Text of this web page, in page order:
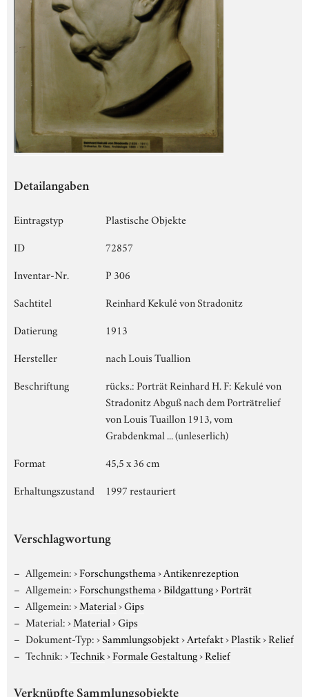
Detailangaben
Eintragstyp
Plastische Objekte
ID
72857
Inventar-Nr.
P 306
Sachtitel
Reinhard Kekulé von Stradonitz
Datierung
1913
Hersteller
nach Louis Tuallion
Beschriftung
rücks.: Porträt Reinhard H. F: Kekulé von
Stradonitz Abguß nach dem Porträtrelief
von Louis Tuaillon 1913, vom
Grabdenkmal ... (unleserlich)
Format
45,5 x 36 cm
Erhaltungszustand
1997 restauriert
Verschlagwortung
Allgemein:›Forschungsthema›Antikenrezeption
Allgemein:›Forschungsthema›Bildgattung›Porträt
Allgemein:›Material›Gips
Material:›Material›Gips
Dokument-Typ:›Sammlungsobjekt›Artefakt›Plastik›Relief
Technik:›Technik›Formale Gestaltung›Relief